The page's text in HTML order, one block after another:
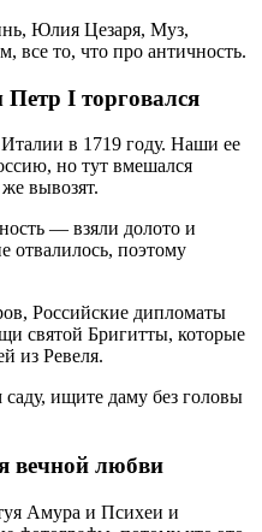
Юлия Цезаря, Муз,
то, что про античность.
I торговался
в 1719 году. Наши ее
но тут вмешался
вывозят.
— взяли долото и
отвалилось, поэтому
Российские дипломаты
святой Бригитты, которые
из Ревеля.
ищите даму без головы
вечной любви
Амура и Психеи и